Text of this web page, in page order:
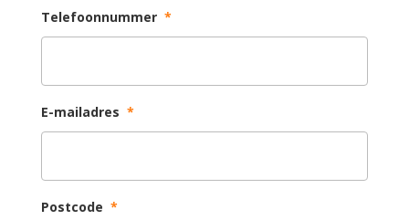
Telefoonnummer *
E-mailadres *
Postcode *